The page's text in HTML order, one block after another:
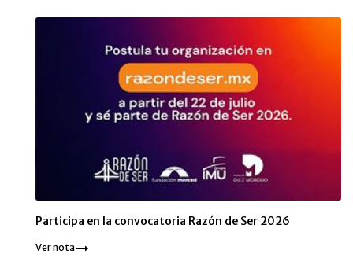
Participa en la convocatoria Razón de Ser 2026
Ver nota